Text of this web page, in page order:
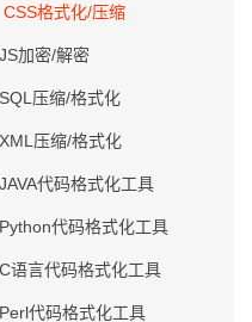
CSS格式化/压缩
JS加密/解密
SQL压缩/格式化
XML压缩/格式化
JAVA代码格式化工具
Python代码格式化工具
C语言代码格式化工具
Perl代码格式化工具